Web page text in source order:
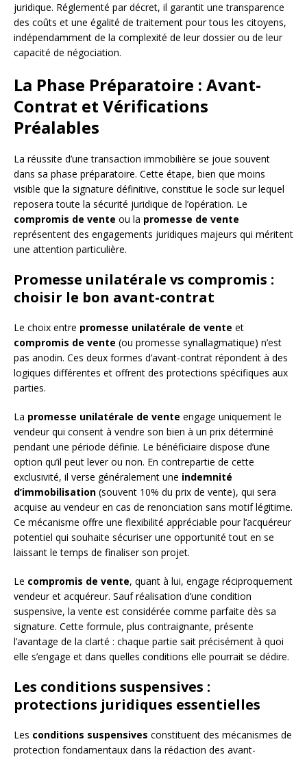
juridique. Réglementé par décret, il garantit une transparence
des coûts et une égalité de traitement pour tous les citoyens,
indépendamment de la complexité de leur dossier ou de leur
capacité de négociation.
La Phase Préparatoire : Avant-
Contrat et Vérifications
Préalables
La réussite d’une transaction immobilière se joue souvent
dans sa phase préparatoire. Cette étape, bien que moins
visible que la signature définitive, constitue le socle sur lequel
reposera toute la sécurité juridique de l’opération. Le
compromis de vente ou la promesse de vente
représentent des engagements juridiques majeurs qui méritent
une attention particulière.
Promesse unilatérale vs compromis :
choisir le bon avant-contrat
Le choix entre promesse unilatérale de vente et
compromis de vente (ou promesse synallagmatique) n’est
pas anodin. Ces deux formes d’avant-contrat répondent à des
logiques différentes et offrent des protections spécifiques aux
parties.
La promesse unilatérale de vente engage uniquement le
vendeur qui consent à vendre son bien à un prix déterminé
pendant une période définie. Le bénéficiaire dispose d’une
option qu’il peut lever ou non. En contrepartie de cette
exclusivité, il verse généralement une indemnité
d’immobilisation (souvent 10% du prix de vente), qui sera
acquise au vendeur en cas de renonciation sans motif légitime.
Ce mécanisme offre une flexibilité appréciable pour l’acquéreur
potentiel qui souhaite sécuriser une opportunité tout en se
laissant le temps de finaliser son projet.
Le compromis de vente, quant à lui, engage réciproquement
vendeur et acquéreur. Sauf réalisation d’une condition
suspensive, la vente est considérée comme parfaite dès sa
signature. Cette formule, plus contraignante, présente
l’avantage de la clarté : chaque partie sait précisément à quoi
elle s’engage et dans quelles conditions elle pourrait se dédire.
Les conditions suspensives :
protections juridiques essentielles
Les conditions suspensives constituent des mécanismes de
protection fondamentaux dans la rédaction des avant-